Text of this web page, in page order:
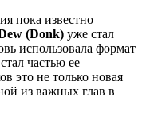
пока известно
(Donk) уже стал
использовала формат
частью ее
это не только новая
из важных глав в